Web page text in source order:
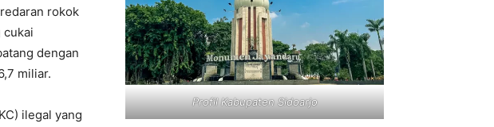
rokok
cukai
dengan
miliar.
ilegal yang
Profil Kabupaten Sidoarjo